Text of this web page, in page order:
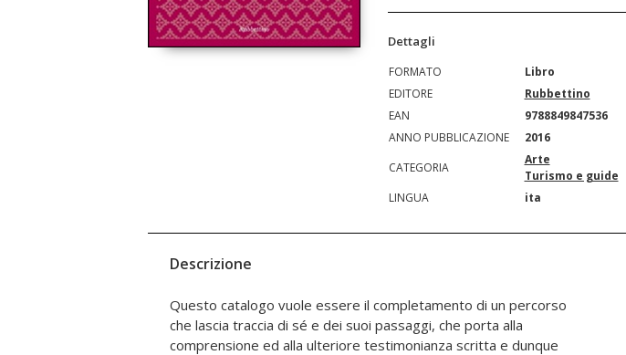
Dettagli
FORMATO
Libro
EDITORE
Rubbettino
EAN
9788849847536
ANNO PUBBLICAZIONE
2016
CATEGORIA
Arte
Turismo e guide
LINGUA
ita
Descrizione
Questo catalogo vuole essere il completamento di un percorso
che lascia traccia di sé e dei suoi passaggi, che porta alla
comprensione ed alla ulteriore testimonianza scritta e dunque
esposte del Museo ci raccontano frammenti di quell'epoca in cui
l'incontro con Dio si astrasse dal tutto e si celebrò nell'essenzialità
dell'incontaminata e aspra natura che si fece tenera e dolce nel